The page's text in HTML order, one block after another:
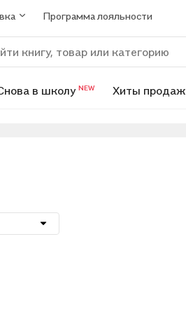
Программа лояльности
в школу NEW Хиты продаж